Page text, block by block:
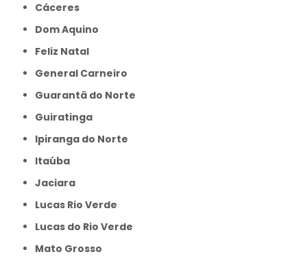
Cáceres
Dom Aquino
Feliz Natal
General Carneiro
Guarantã do Norte
Guiratinga
Ipiranga do Norte
Itaúba
Jaciara
Lucas Rio Verde
Lucas do Rio Verde
Mato Grosso